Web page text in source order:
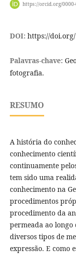
https://orcid.org/
DOI: https://doi.org/
Palavras-chave:
fotografia.
RESUMO
A história do
conhecimento
continuamente
tem sido uma
conhecimento na
procedimentos
procedimento da
permeada ao
diversos tipos de
expressão. E como